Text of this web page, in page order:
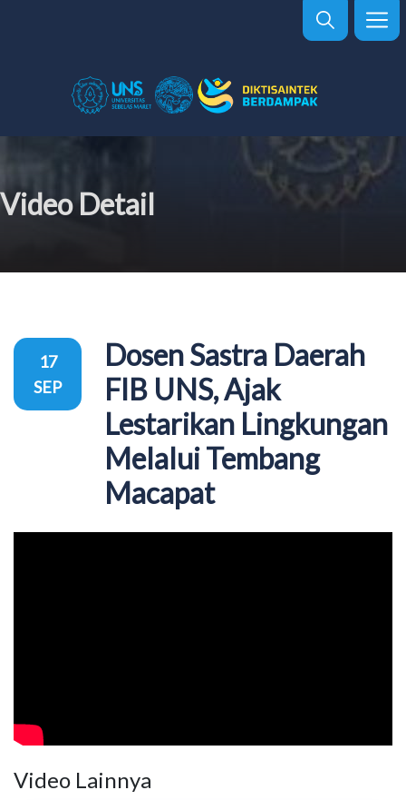
Video Detail
Dosen Sastra Daerah
FIB UNS, Ajak
Lestarikan Lingkungan
Melalui Tembang
Macapat
17
SEP
Video Lainnya